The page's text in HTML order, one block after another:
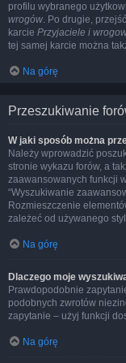
profilu wybranego
wrogów. Po drugie,
karcie Przyjaciele i
tej samej karcie można
Na górę
Przeszukiwanie
W jaki sposób można
Należy wprowadzić
stronie wykazu forów, a
zaawansowanych funkcji
“Wyszukiwanie
Rozmieszczenie
zależeć od używanego
Na górę
Dlaczego moje
Prawdopodobnie
podobnych zwrotów
zapytanie – użyj funkcji
Na górę